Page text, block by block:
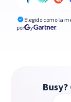
Elegido como la
por
y